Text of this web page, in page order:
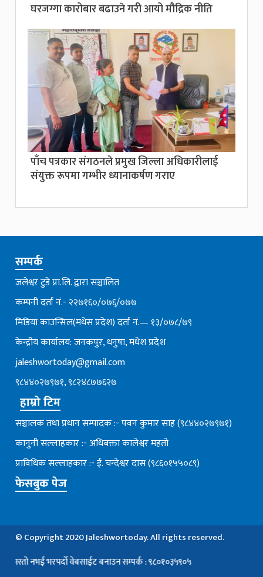
घरजग्गा कारोबार बढाउने गरी आयो मौद्रिक नीति
पाँच पत्रकार संगठनले प्रमुख जिल्ला अधिकारीलाई
संयुक्त रूपमा गम्भीर ध्यानाकर्षण गराए
सम्पर्क
जलेश्वर टुडे प्रा.लि. द्वारा सञ्चालित
कम्पनी दर्ता नं.- २२७१६०/०७६्/०७७
मिडिया काउन्सिल(मधेस प्रदेश) दर्ता नं.— १३/०७८/७९
केन्द्रीय कार्यालय: जनकपुर, धनुषा, मधेश प्रदेश
jaleshwortoday@gmail.com
९८४४०२७९७१, ९८२४८७७६२७
हाम्रो टिम
सञ्चालक तथा प्रधान सम्पादक :- पवन कुमार साह (९८४४०२७९७१)
कानुनी सल्लाहकार :- अधिबक्ता कालेश्वर महतो
प्राविधिक सल्लाहकार :- ई. चन्देश्वर दास (९८६०१५५०८९)
फेसबुक पेज
© Copyright 2020 Jaleshwortoday. All rights reserved.
नभई भरपर्दाे वेबसाईट बनाउन सम्पर्क : ९८०१०३५९०५